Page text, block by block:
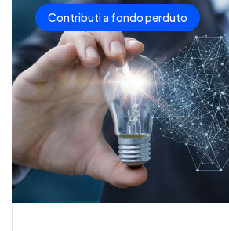
Contributi a fondo perduto